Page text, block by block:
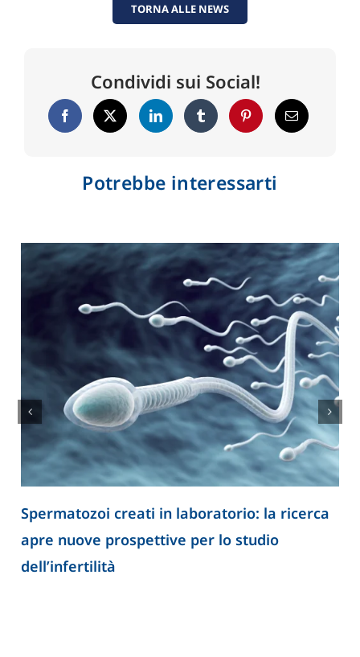
TORNA ALLE NEWS
Condividi sui Social!
Potrebbe interessarti
Oceani sempre più caldi: quali sono le
conseguenze per il clima e per la nostra
salute